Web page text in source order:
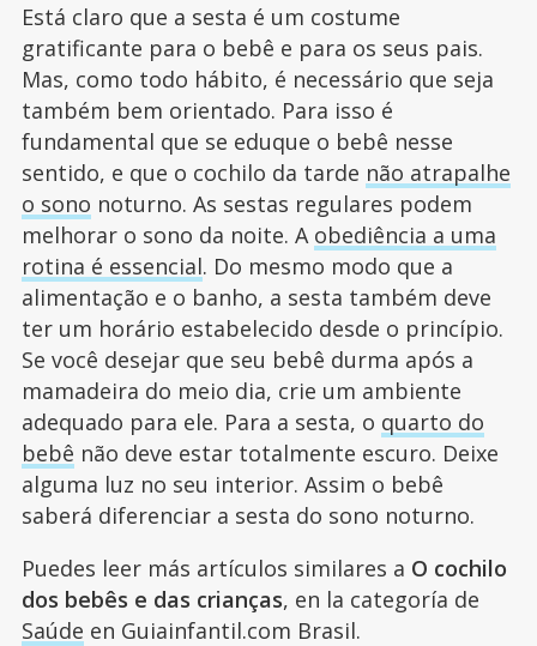
Está claro que a sesta é um costume
gratificante para o bebê e para os seus pais.
Mas, como todo hábito, é necessário que seja
também bem orientado. Para isso é
fundamental que se eduque o bebê nesse
sentido, e que o cochilo da tarde não atrapalhe
o sono noturno. As sestas regulares podem
melhorar o sono da noite. A obediência a uma
rotina é essencial. Do mesmo modo que a
alimentação e o banho, a sesta também deve
ter um horário estabelecido desde o princípio.
Se você desejar que seu bebê durma após a
mamadeira do meio dia, crie um ambiente
adequado para ele. Para a sesta, o quarto do
bebê não deve estar totalmente escuro. Deixe
alguma luz no seu interior. Assim o bebê
saberá diferenciar a sesta do sono noturno.
Puedes leer más artículos similares a O cochilo
dos bebês e das crianças, en la categoría de
Saúde en Guiainfantil.com Brasil.